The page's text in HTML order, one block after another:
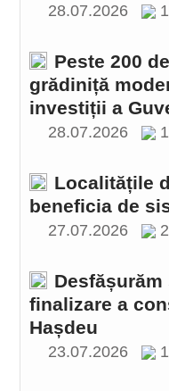
28.07.2026
Peste 200
grădiniță
investiții a
28.07.2026
Localitățile
beneficia de
27.07.2026
finalizare a
Hașdeu
23.07.2026